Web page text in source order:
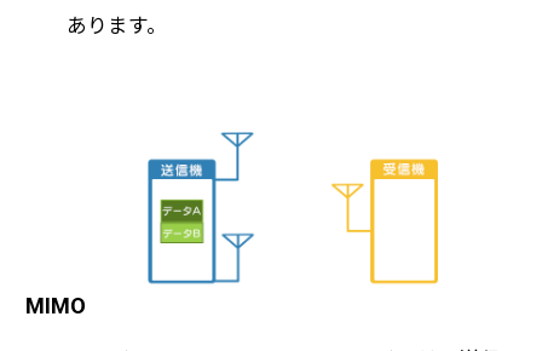
あります。
MIMO